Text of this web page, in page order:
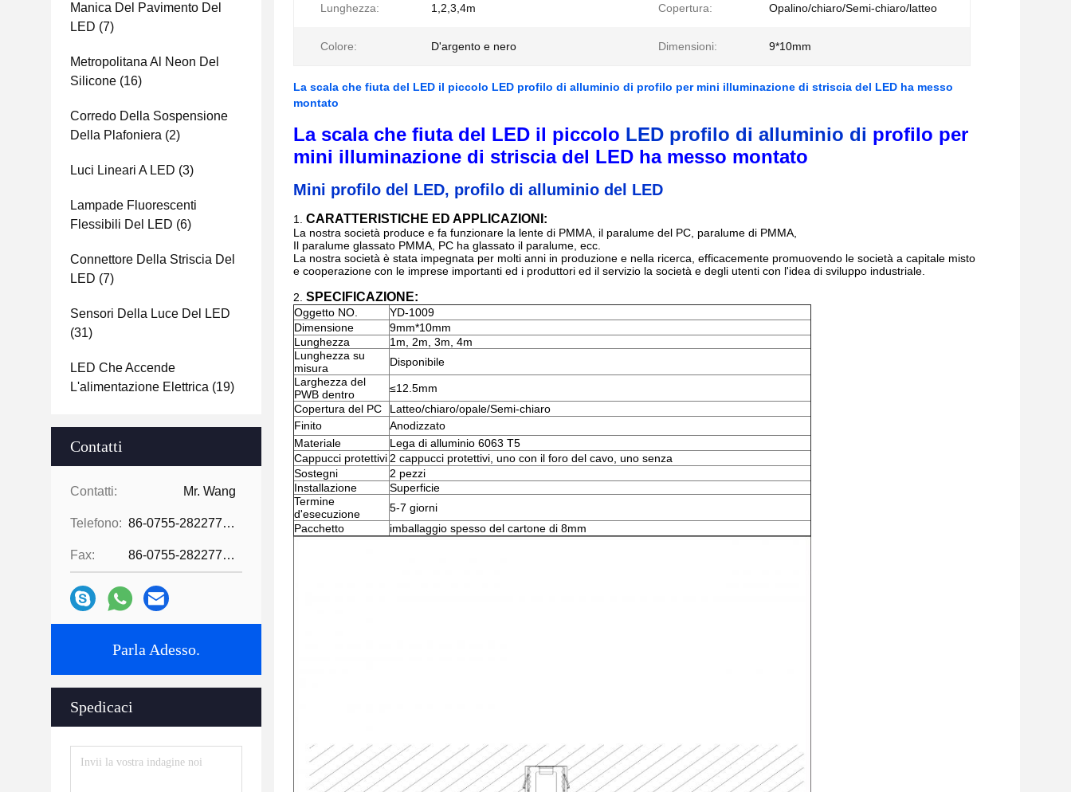
Manica Del Pavimento Del
LED (7)
Metropolitana Al Neon Del
Silicone (16)
Corredo Della Sospensione
Della Plafoniera (2)
Luci Lineari A LED (3)
Lampade Fluorescenti
Flessibili Del LED (6)
Connettore Della Striscia Del
LED (7)
Sensori Della Luce Del LED
(31)
LED Che Accende
L'alimentazione Elettrica (19)
Contatti
Contatti: Mr. Wang
Telefono: 86-0755-28227709
Fax: 86-0755-28227709
Parla Adesso.
Spedicaci
Lunghezza: 1,2,3,4m Copertura: Opalino/chiaro/Semi-chiaro/latteo
Colore: D'argento e nero Dimensioni: 9*10mm
La scala che fiuta del LED il piccolo LED profilo di alluminio di profilo per mini illuminazione di striscia del LED ha messo
montato
La scala che fiuta del LED il piccolo LED profilo di alluminio di profilo per
mini illuminazione di striscia del LED ha messo montato
Mini profilo del LED, profilo di alluminio del LED
1. CARATTERISTICHE ED APPLICAZIONI:
La nostra società produce e fa funzionare la lente di PMMA, il paralume del PC, paralume di PMMA,
Il paralume glassato PMMA, PC ha glassato il paralume, ecc.
La nostra società è stata impegnata per molti anni in produzione e nella ricerca, efficacemente promuovendo le società a capitale misto
e cooperazione con le imprese importanti ed i produttori ed il servizio la società e degli utenti con l'idea di sviluppo industriale.
2. SPECIFICAZIONE:
Oggetto NO.
YD-1009
Dimensione
9mm*10mm
Lunghezza
1m, 2m, 3m, 4m
Lunghezza su
misura
Disponibile
Larghezza del
PWB dentro
≤12.5mm
Copertura del PC
Latteo/chiaro/opale/Semi-chiaro
Finito
Anodizzato
Materiale
Lega di alluminio 6063 T5
Cappucci protettivi 2 cappucci protettivi, uno con il foro del cavo, uno senza
Sostegni
2 pezzi
Installazione
Superficie
Termine
d'esecuzione
5-7 giorni
Pacchetto
imballaggio spesso del cartone di 8mm